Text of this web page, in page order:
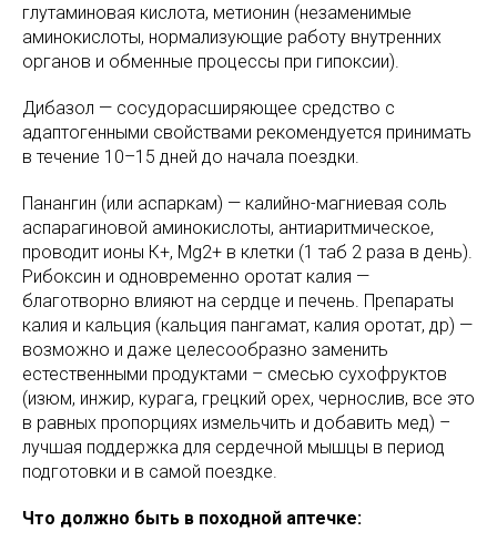
глутаминовая кислота, метионин (незаменимые
аминокислоты, нормализующие работу внутренних
органов и обменные процессы при гипоксии).
Дибазол — сосудорасширяющее средство с
адаптогенными свойствами рекомендуется принимать
в течение 10–15 дней до начала поездки.
Панангин (или аспаркам) — калийно-магниевая соль
аспарагиновой аминокислоты, антиаритмическое,
проводит ионы К+, Mg2+ в клетки (1 таб 2 раза в день).
Рибоксин и одновременно оротат калия —
благотворно влияют на сердце и печень. Препараты
калия и кальция (кальция пангамат, калия оротат, др) —
возможно и даже целесообразно заменить
естественными продуктами – смесью сухофруктов
(изюм, инжир, курага, грецкий орех, чернослив, все это
в равных пропорциях измельчить и добавить мед) –
лучшая поддержка для сердечной мышцы в период
подготовки и в самой поездке.
Что должно быть в походной аптечке: